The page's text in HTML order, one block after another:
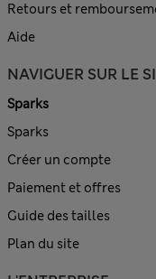
Retours et
Aide
NAVIGUER SUR LE
Sparks
Sparks
Créer un compte
Paiement et offres
Guide des tailles
Plan du site